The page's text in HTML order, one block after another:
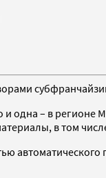
одна – в
в том
автоматического